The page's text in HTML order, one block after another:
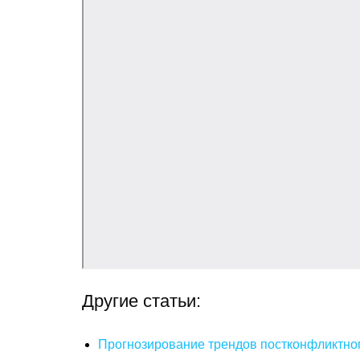
Другие статьи:
Прогнозирование трендов